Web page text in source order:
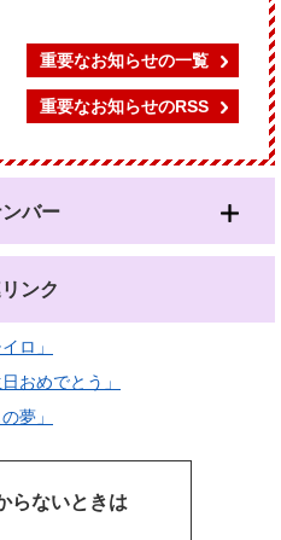
重要なお知らせの一覧
重要なお知らせのRSS
バー
ンク
ロ」
おめでとう」
夢」
らないときは